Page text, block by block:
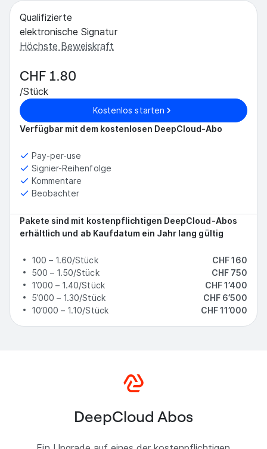
Qualifizierte
elektronische Signatur
Höchste Beweiskraft
CHF 1.80
/Stück
Kostenlos starten
Verfügbar mit dem kostenlosen DeepCloud-Abo
Pay-per-use
Signier-Reihenfolge
Kommentare
Beobachter
Pakete sind mit kostenpflichtigen DeepCloud-Abos
erhältlich und ab Kaufdatum ein Jahr lang gültig
100 – 1.60/Stück
CHF 160
500 – 1.50/Stück
CHF 750
1’000 – 1.40/Stück
CHF 1’400
5’000 – 1.30/Stück
CHF 6’500
10’000 – 1.10/Stück
CHF 11’000
DeepCloud Abos